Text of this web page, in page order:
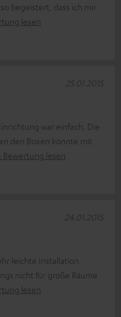
begeistert, dass ich mir
lesen
war einfach. Die
den Boxen könnte mit
Bewertung lesen
25.01.2015
leichte Installation.
nicht für große Räume
lesen
24.01.2015